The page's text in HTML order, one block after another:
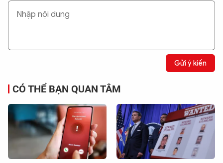
Gửi ý kiến
CÓ THỂ BẠN QUAN TÂM